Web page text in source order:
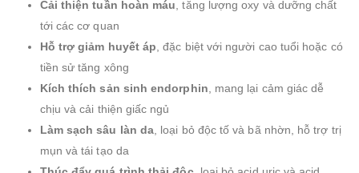
Cải thiện tuần hoàn máu , tăng lượng oxy và dưỡng chất
tới các cơ quan
Hỗ trợ giảm huyết áp , đặc biệt với người cao tuổi hoặc có
tiền sử tăng xông
Kích thích sản sinh endorphin , mang lại cảm giác dễ
chịu và cải thiện giấc ngủ
Làm sạch sâu làn da , loại bỏ độc tố và bã nhờn, hỗ trợ trị
mụn và tái tạo da